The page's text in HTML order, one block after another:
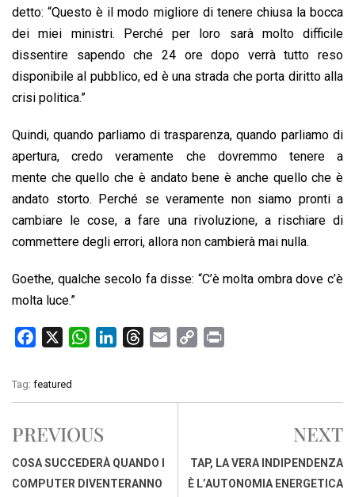
detto: “Questo è il modo migliore di tenere chiusa la bocca
dei miei ministri. Perché per loro sarà molto difficile
dissentire sapendo che 24 ore dopo verrà tutto reso
disponibile al pubblico, ed è una strada che porta diritto alla
crisi politica.”
Quindi, quando parliamo di trasparenza, quando parliamo di
apertura, credo veramente che dovremmo tenere a
mente che quello che è andato bene è anche quello che è
andato storto. Perché se veramente non siamo pronti a
cambiare le cose, a fare una rivoluzione, a rischiare di
commettere degli errori, allora non cambierà mai nulla.
Goethe, qualche secolo fa disse: “C’è molta ombra dove c’è
molta luce.”
c
e
o
o
k
W
t
A
p
p
k
I
n
e
s
i
y
n
k
n
Tag: featured
PREVIOUS
COSA SUCCEDERÀ QUANDO I
COMPUTER DIVENTERANNO
NEXT
TAP, LA VERA INDIPENDENZA
È L’AUTONOMIA ENERGETICA